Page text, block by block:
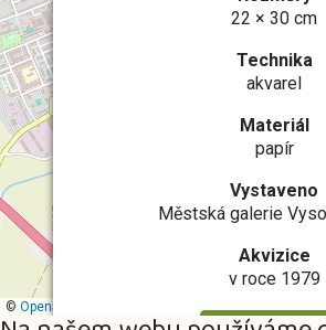
22 × 30 cm
Technika
akvarel
Materiál
papír
Vystaveno
Městská galerie
Akvizice
v roce 1979
© OpenStreetMap